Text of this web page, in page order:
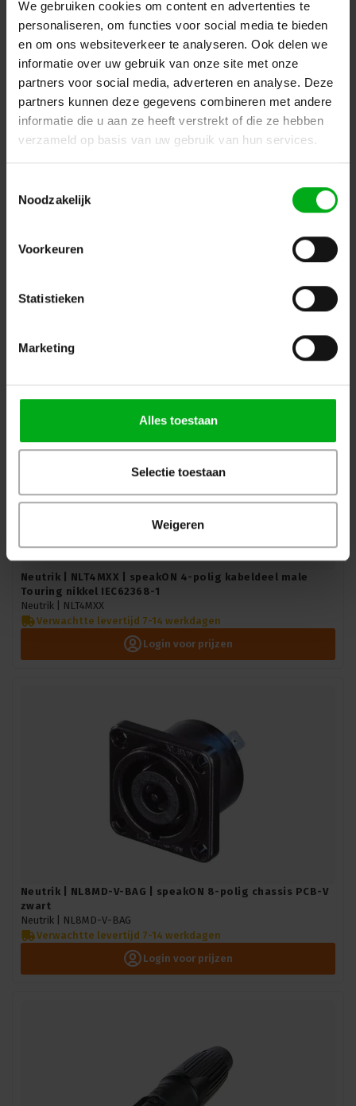
We gebruiken cookies om content en advertenties te
personaliseren, om functies voor social media te bieden
en om ons websiteverkeer te analyseren. Ook delen we
informatie over uw gebruik van onze site met onze
partners voor social media, adverteren en analyse. Deze
partners kunnen deze gegevens combineren met andere
informatie die u aan ze heeft verstrekt of die ze hebben
verzameld op basis van uw gebruik van hun services.
Noodzakelijk
Voorkeuren
Statistieken
Marketing
Alles toestaan
Selectie toestaan
Weigeren
Neutrik | NLT4MXX-BAG | speakON 4-polig kabeldeel male
Neutrik | NLT4MXX-BAG
Verwachtte levertijd 7-14 werkdagen
Neutrik | NLT4MXX | speakON 4-polig kabeldeel male
Touring nikkel IEC62368-1
Neutrik |
NLT4MXX
Verwachtte levertijd 7-14 werkdagen
Login voor prijzen
Neutrik | NL8MD-V-BAG | speakON 8-polig chassis PCB-V
zwart
Neutrik |
NL8MD-V-BAG
Verwachtte levertijd 7-14 werkdagen
Login voor prijzen